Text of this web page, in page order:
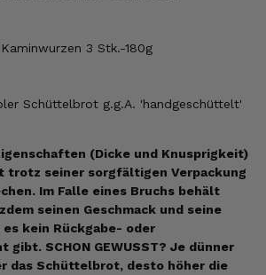
3 Stk.-180g
Schüttelbrot g.g.A. 'handgeschüttelt'
(Dicke und Knusprigkeit)
trotz seiner sorgfältigen Verpackung
Im Falle eines Bruchs behält
seinen Geschmack und seine
kein Rückgabe- oder
gibt. SCHON GEWUSST? Je dünner
das Schüttelbrot, desto höher die